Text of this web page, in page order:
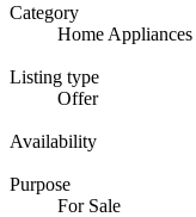
Category
Home Appliances
Listing type
Offer
Availability
Purpose
For Sale